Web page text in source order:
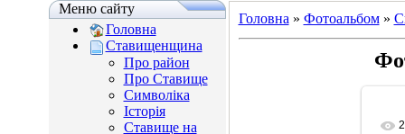
Меню сайту
Головна
Ставищенщина
Про район
Про Ставище
Символіка
Історія
Ставище на
Головна » Фотоальбом»